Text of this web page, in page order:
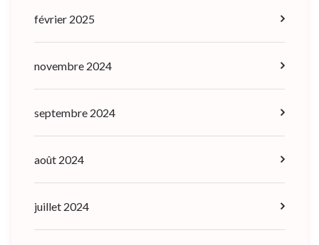
février 2025
novembre 2024
septembre 2024
août 2024
juillet 2024